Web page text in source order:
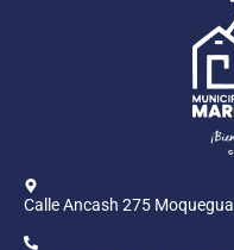
Calle Ancash 275 Moquegua